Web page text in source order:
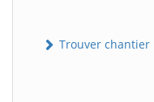
Trouver